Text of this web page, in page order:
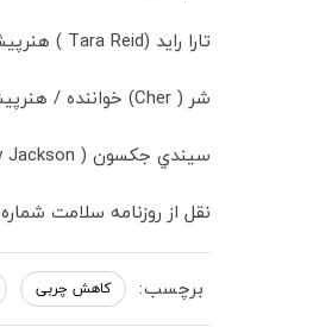
تارا رايد (Tara Reid ) هنرپيشه
شر ( Cher) خواننده / هنرپيشه
سيندي جكسون ( Cindy Jackson )
نقل از روزنامه سلامت شماره ۲۵۶به تاريخ شنبه دهم بهمن هشتاد و هشت
برچسب: کاهش چربی